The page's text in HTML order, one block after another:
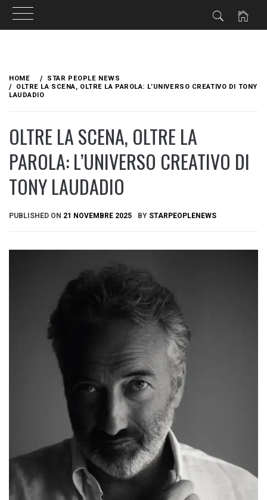
content
HOME
STAR PEOPLE NEWS
OLTRE LA SCENA, OLTRE LA PAROLA: L’UNIVERSO CREATIVO DI TONY
LAUDADIO
OLTRE LA SCENA, OLTRE LA
PAROLA: L’UNIVERSO CREATIVO DI
TONY LAUDADIO
PUBLISHED ON 21 NOVEMBRE 2025 BY STARPEOPLENEWS